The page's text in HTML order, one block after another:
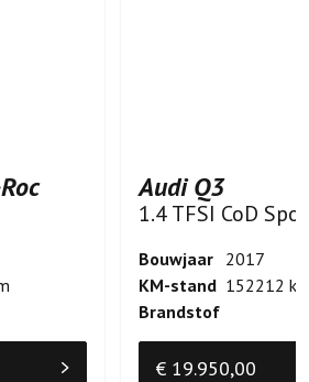
Bouwjaar
KM-stand 152212
Brandstof
€ 19.950,00